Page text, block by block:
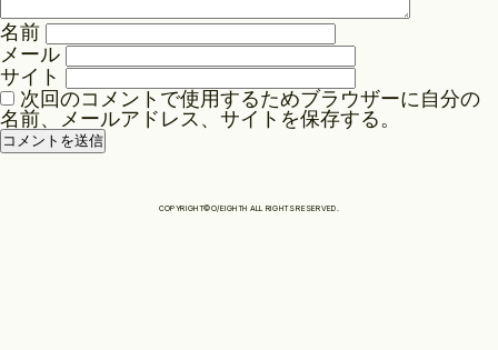
Contact
Store
ョ
ン
名前
メール
サイト
次回のコメントで使用するためブラウザーに自分の
名前、メールアドレス、サイトを保存する。
COPYRIGHT©O/EIGHTH ALL RIGHTS RESERVED.